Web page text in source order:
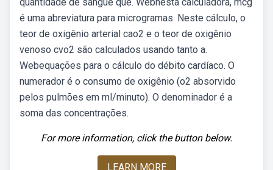
é uma abreviatura para microgramas. Neste cálculo, o
teor de oxigênio arterial cao2 e o teor de oxigênio
venoso cvo2 são calculados usando tanto a.
Webequações para o cálculo do débito cardíaco. O
numerador é o consumo de oxigênio (o2 absorvido
pelos pulmões em ml/minuto). O denominador é a
soma das concentrações.
For more information, click the button below.
LEARN MORE